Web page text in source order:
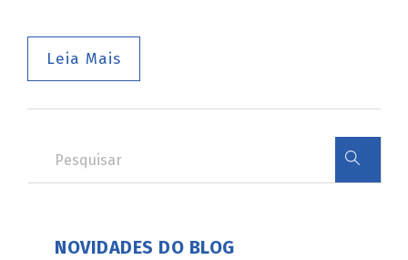
Leia Mais
NOVIDADES DO BLOG